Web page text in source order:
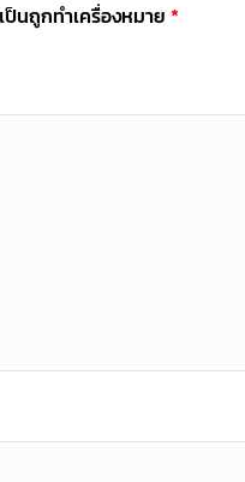
นถูกทำเครื่องหมาย *